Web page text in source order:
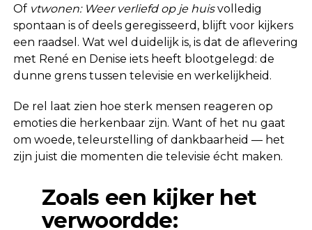
Of vtwonen: Weer verliefd op je huisvolledig
spontaan is of deels geregisseerd, blijft voor kijkers
een raadsel. Wat wel duidelijk is, is dat de aflevering
met René en Denise iets heeft blootgelegd: de
dunne grens tussen televisie en werkelijkheid.
De rel laat zien hoe sterk mensen reageren op
emoties die herkenbaar zijn. Want of het nu gaat
om woede, teleurstelling of dankbaarheid — het
zijn juist die momenten die televisie écht maken.
Zoals een kijker het
verwoordde: